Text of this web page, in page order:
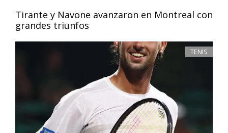
Tirante y Navone avanzaron en Montreal con
grandes triunfos
TENIS